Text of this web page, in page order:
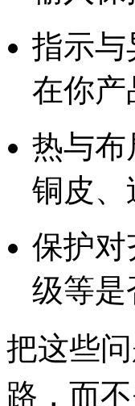
指示与
在你产
热与布
铜皮、
保护对
级等是
把这些
路，而不